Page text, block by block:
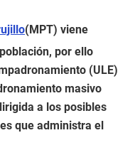
(MPT) viene
por ello
(ULE)
masivo
a los posibles
que administra el